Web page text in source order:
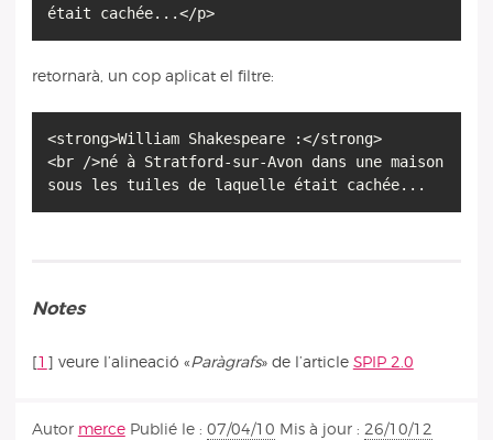
était cachée...</p>
retornarà, un cop aplicat el filtre:
<strong>William Shakespeare :</strong>
<br />né à Stratford-sur-Avon dans une maison
sous les tuiles de laquelle était cachée...
Notes
[1 ] veure l’alineació «Paràgrafs» de l’article SPIP 2.0
Autor merce Publié le : 07/04/10 Mis à jour : 26/10/12